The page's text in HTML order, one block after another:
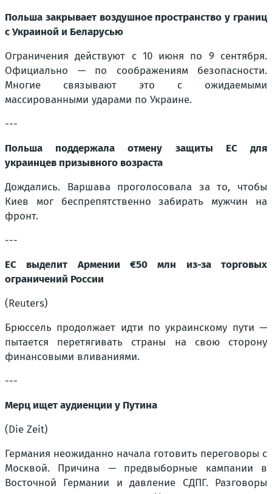
Польша закрывает воздушное пространство у границ
с Украиной и Беларусью
Ограничения действуют с 10 июня по 9 сентября.
Официально — по соображениям безопасности.
Многие связывают это с ожидаемыми
массированными ударами по Украине.
---
Польша поддержала отмену защиты ЕС для
украинцев призывного возраста
Дождались. Варшава проголосовала за то, чтобы
Киев мог беспрепятственно забирать мужчин на
фронт.
---
ЕС выделит Армении €50 млн из-за торговых
ограничений России
(Reuters)
Брюссель продолжает идти по украинскому пути —
пытается перетягивать страны на свою сторону
финансовыми вливаниями.
---
Мерц ищет аудиенции у Путина
(Die Zeit)
Германия неожиданно начала готовить переговоры с
Москвой. Причина — предвыборные кампании в
Восточной Германии и давление СДПГ. Разговоры